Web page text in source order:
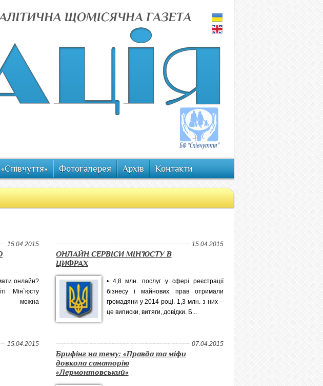
Фотогалерея Архів Контакти
15.04.2015
онлайн?
можна
15.04.2015
ОНЛАЙН СЕРВІСИ МІН`ЮСТУ В
ЦИФРАХ
• 4,8 млн. послуг у сфері реєстрації
бізнесу і майнових прав отримали
громадяни у 2014 році. 1,3 млн. з них –
це виписки, витяги, довідки. Б...
15.04.2015 07.04.2015
Брифінг на тему: «Правда та міфи
довкола санаторію
«Лермонтовський»